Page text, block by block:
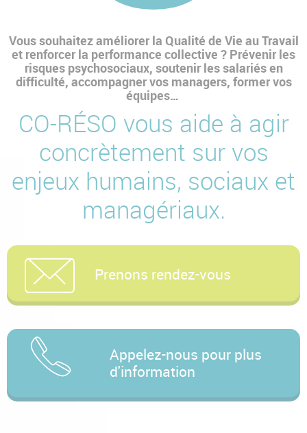
Vous souhaitez améliorer la Qualité de Vie au Travail
et renforcer la performance collective ? Prévenir les
risques psychosociaux, soutenir les salariés en
difficulté, accompagner vos managers, former vos
équipes…
CO-RÉSO vous aide à agir
concrètement sur vos
enjeux humains, sociaux et
managériaux.
Prenons rendez-vous
Appelez-nous pour plus
d'information